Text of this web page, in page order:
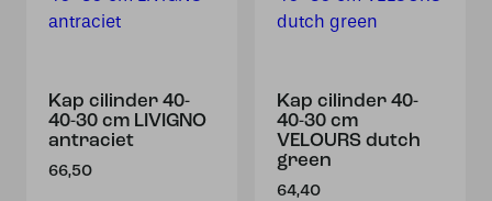
Kap cilinder 40-
40-30 cm LIVIGNO
antraciet
66,50
Kap cilinder 40-
40-30 cm
VELOURS dutch
green
64,40